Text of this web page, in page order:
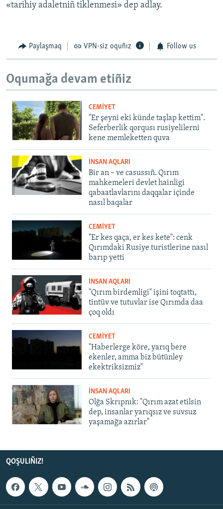
«tarihiy adaletniñ tiklenmesi» dep adlay.
Paylaşmaq VPN-siz oquñız Follow us
Oqumağa devam etiñiz
CEMİYET
"Er şeyni eki künde taşlap kettim".
Seferberlik qorqusı rusiyelilerni
kene memleketten quva
İNSAN AQLARI
Bir an – ve casussıñ. Qırım
mahkemeleri devlet hainligi
qabaatlavlarını daqqalar içinde
nasıl baqalar
CEMİYET
"Er kes qaça, er kes kete": cenk
Qırımdaki Rusiye turistlerine nasıl
barıp yetti
İNSAN AQLARI
"Qırım birdemligi" işini toqtattı,
tintüv ve tutuvlar ise Qırımda daa
çoq oldı
CEMİYET
"Haberlerge köre, yarıq bere
ekenler, amma biz bütünley
ekektriksizmiz"
İNSAN AQLARI
Olğa Skrıpnık: "Qırım azat etilsin
dep, insanlar yarıqsız ve suvsuz
yaşamağa azırlar"
QOŞULIÑIZ!